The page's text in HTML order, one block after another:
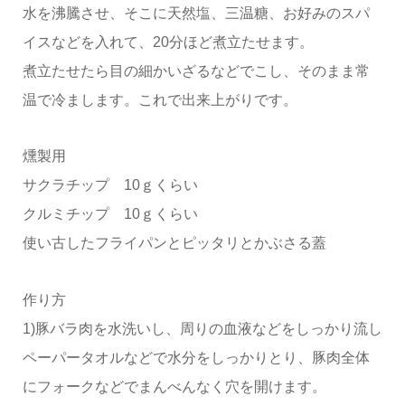
水を沸騰させ、そこに天然塩、三温糖、お好みのスパ
イスなどを入れて、20分ほど煮立たせます。
煮立たせたら目の細かいざるなどでこし、そのまま常
温で冷まします。これで出来上がりです。
燻製用
サクラチップ 10ｇくらい
クルミチップ 10ｇくらい
使い古したフライパンとピッタリとかぶさる蓋
作り方
1)豚バラ肉を水洗いし、周りの血液などをしっかり流し
ペーパータオルなどで水分をしっかりとり、豚肉全体
にフォークなどでまんべんなく穴を開けます。